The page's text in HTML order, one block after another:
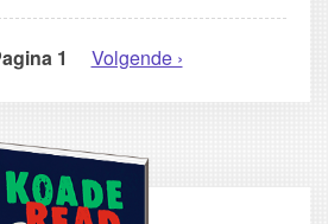
1
Volgende
Volgende ›